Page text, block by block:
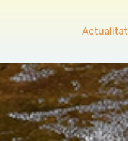
Actualitat